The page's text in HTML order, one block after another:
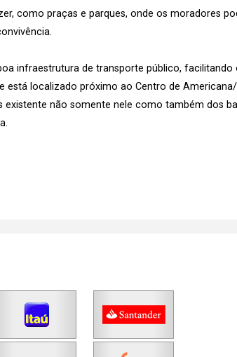
como praças e parques, onde os moradores
infraestrutura de transporte público, facilitando
está localizado próximo ao Centro de
não somente nele como também dos